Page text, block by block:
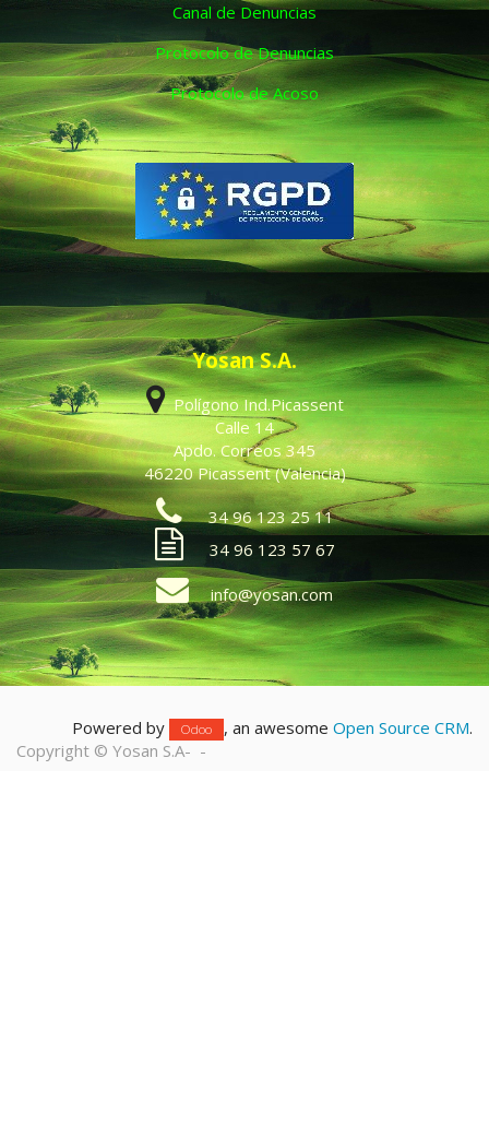
Canal de Denuncias
Protocolo de Denuncias
Protocolo de Acoso
Yosan S.A.
Polígono Ind.Picassent
Calle 14
Apdo. Correos 345
46220 Picassent (Valencia)
34 96 123 25 11
34 96 123 57 67
info@yosan.com
Powered by Odoo , an awesome Open Source CRM.
Copyright © Yosan S.A- -